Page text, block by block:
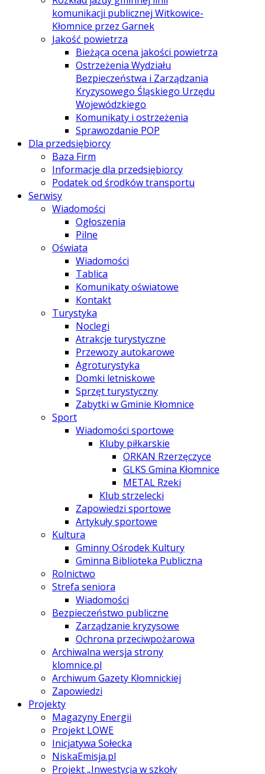
komunikacji publicznej Witkowice-
Kłomnice przez Garnek
Jakość powietrza
Bieżąca ocena jakości powietrza
Ostrzeżenia Wydziału
Bezpieczeństwa i Zarządzania
Kryzysowego Śląskiego Urzędu
Wojewódzkiego
Komunikaty i ostrzeżenia
Sprawozdanie POP
Dla przedsiębiorcy
Baza Firm
Informacje dla przedsiębiorcy
Podatek od środków transportu
Serwisy
Wiadomości
Ogłoszenia
Pilne
Oświata
Wiadomości
Tablica
Komunikaty oświatowe
Kontakt
Turystyka
Noclegi
Atrakcje turystyczne
Przewozy autokarowe
Agroturystyka
Domki letniskowe
Sprzęt turystyczny
Zabytki w Gminie Kłomnice
Sport
Wiadomości sportowe
Kluby piłkarskie
ORKAN Rzerzęczyce
GLKS Gmina Kłomnice
METAL Rzeki
Klub strzelecki
Zapowiedzi sportowe
Artykuły sportowe
Kultura
Gminny Ośrodek Kultury
Gminna Biblioteka Publiczna
Rolnictwo
Strefa seniora
Wiadomości
Bezpieczeństwo publiczne
Zarządzanie kryzysowe
Ochrona przeciwpożarowa
Archiwalna wersja strony
klomnice.pl
Archiwum Gazety Kłomnickiej
Zapowiedzi
Projekty
Magazyny Energii
Projekt LOWE
Inicjatywa Sołecka
NiskaEmisja.pl
Projekt „Inwestycja w szkoły